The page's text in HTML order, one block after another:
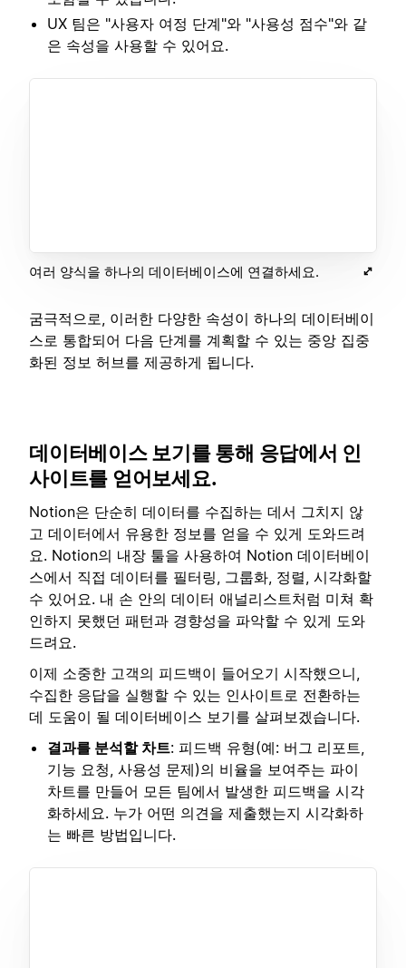
UX 팀은 "사용자 여정 단계"와 "사용성 점수"와 같
은 속성을 사용할 수 있어요.
여러 양식을 하나의 데이터베이스에 연결하세요.
굼극적으로, 이러한 다양한 속성이 하나의 데이터베이
스로 통합되어 다음 단계를 계획할 수 있는 중앙 집중
화된 정보 허브를 제공하게 됩니다.
데이터베이스 보기를 통해 응답에서 인
사이트를 얻어보세요.
Notion은 단순히 데이터를 수집하는 데서 그치지 않
고 데이터에서 유용한 정보를 얻을 수 있게 도와드려
요. Notion의 내장 툴을 사용하여 Notion 데이터베이
스에서 직접 데이터를 필터링, 그룹화, 정렬, 시각화할
수 있어요. 내 손 안의 데이터 애널리스트처럼 미쳐 확
인하지 못했던 패턴과 경향성을 파악할 수 있게 도와
드려요.
이제 소중한 고객의 피드백이 들어오기 시작했으니,
수집한 응답을 실행할 수 있는 인사이트로 전환하는
데 도움이 될 데이터베이스 보기를 살펴보겠습니다.
결과를 분석할 차트: 피드백 유형(예: 버그 리포트,
기능 요청, 사용성 문제)의 비율을 보여주는 파이
차트를 만들어 모든 팀에서 발생한 피드백을 시각
화하세요. 누가 어떤 의견을 제출했는지 시각화하
는 빠른 방법입니다.